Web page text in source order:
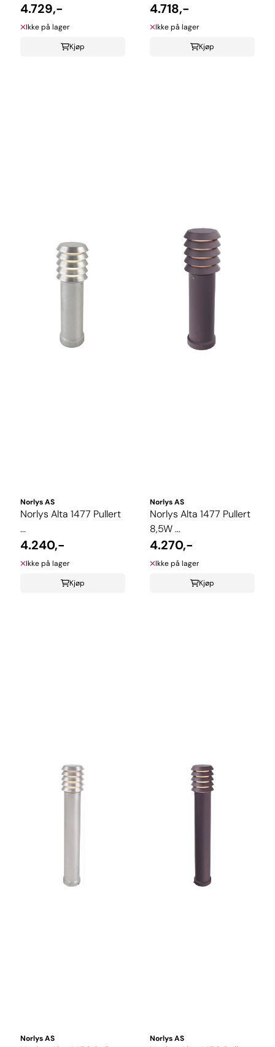
4.729,-
Ikke på lager
Kjøp
4.718,-
Ikke på lager
Kjøp
Norlys AS
Norlys Alta 1477 Pullert
...
4.240,-
Ikke på lager
Kjøp
Norlys AS
Norlys Alta 1477 Pullert
8,5W ...
4.270,-
Ikke på lager
Kjøp
Norlys AS Norlys AS